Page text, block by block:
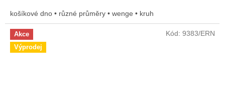
košíkové dno • různé průměry • wenge • kruh
Akce
Výprodej
Kód: 9383/ERN